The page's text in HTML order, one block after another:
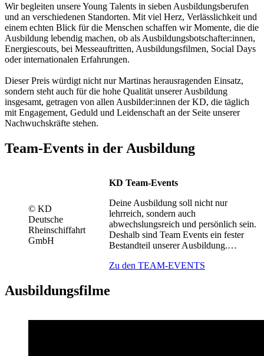
Wir begleiten unsere Young Talents in sieben Ausbildungsberufen
und an verschiedenen Standorten. Mit viel Herz, Verlässlichkeit und
einem echten Blick für die Menschen schaffen wir Momente, die die
Ausbildung lebendig machen, ob als Ausbildungsbotschafter:innen,
Energiescouts, bei Messeauftritten, Ausbildungsfilmen, Social Days
oder internationalen Erfahrungen.
Dieser Preis würdigt nicht nur Martinas herausragenden Einsatz,
sondern steht auch für die hohe Qualität unserer Ausbildung
insgesamt, getragen von allen Ausbilder:innen der KD, die täglich
mit Engagement, Geduld und Leidenschaft an der Seite unserer
Nachwuchskräfte stehen.
Team-Events in der Ausbildung
© KD
Deutsche
Rheinschiffahrt
GmbH
KD Team-Events
Deine Ausbildung soll nicht nur
lehrreich, sondern auch
abwechslungsreich und persönlich sein.
Deshalb sind Team Events ein fester
Bestandteil unserer Ausbildung.…
Zu den TEAM-EVENTS
Ausbildungsfilme